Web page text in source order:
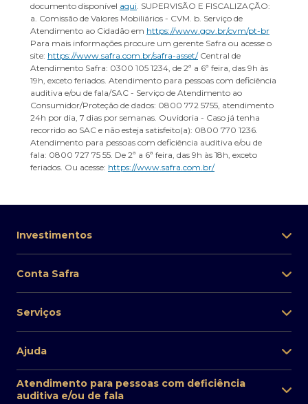
documento disponível aqui. SUPERVISÃO E FISCALIZAÇÃO:
a. Comissão de Valores Mobiliários - CVM. b. Serviço de
Atendimento ao Cidadão em https://www.gov.br/cvm/pt-br
Para mais informações procure um gerente Safra ou acesse o
site: https://www.safra.com.br/safra-asset/Central de
Atendimento Safra: 0300 105 1234, de 2ª a 6ª feira, das 9h às
19h, exceto feriados. Atendimento para pessoas com deficiência
auditiva e/ou de fala/SAC - Serviço de Atendimento ao
Consumidor/Proteção de dados: 0800 772 5755, atendimento
24h por dia, 7 dias por semanas. Ouvidoria - Caso já tenha
recorrido ao SAC e não esteja satisfeito(a): 0800 770 1236.
Atendimento para pessoas com deficiência auditiva e/ou de
fala: 0800 727 75 55. De 2ª a 6ª feira, das 9h às 18h, exceto
feriados. Ou acesse: https://www.safra.com.br/
Investimentos
Conta Safra
Serviços
Ajuda
Atendimento para pessoas com deficiência
auditiva e/ou de fala